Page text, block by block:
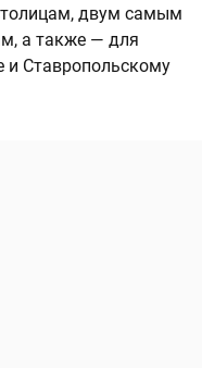
двум самым
а также — для
и Ставропольскому